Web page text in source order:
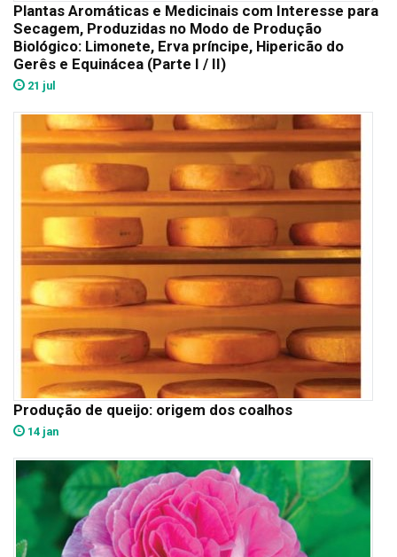
Plantas Aromáticas e Medicinais com Interesse para
Secagem, Produzidas no Modo de Produção
Biológico: Limonete, Erva príncipe, Hipericão do
Gerês e Equinácea (Parte I / II)
21 jul
Produção de queijo: origem dos coalhos
14 jan